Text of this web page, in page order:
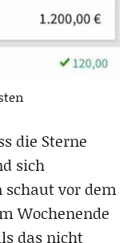
die Sterne
sich
schaut vor dem
Wochenende
das nicht